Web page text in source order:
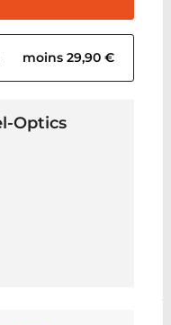
moins 29,90 €
Optics